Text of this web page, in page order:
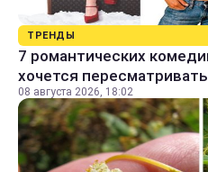
ТРЕНДЫ
7 романтических
хочется
08 августа 2026, 18:02